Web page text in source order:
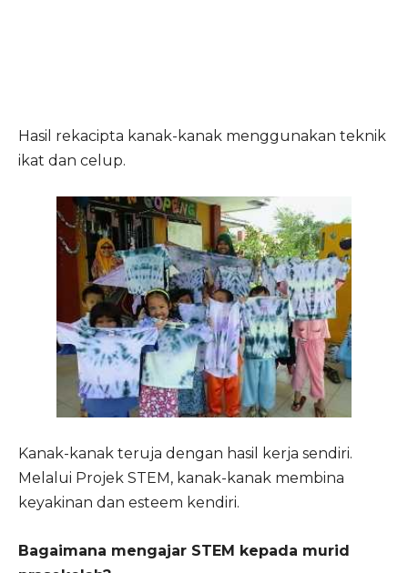
Hasil rekacipta kanak-kanak menggunakan teknik
ikat dan celup.
Kanak-kanak teruja dengan hasil kerja sendiri.
Melalui Projek STEM, kanak-kanak membina
keyakinan dan esteem kendiri.
Bagaimana mengajar STEM kepada murid